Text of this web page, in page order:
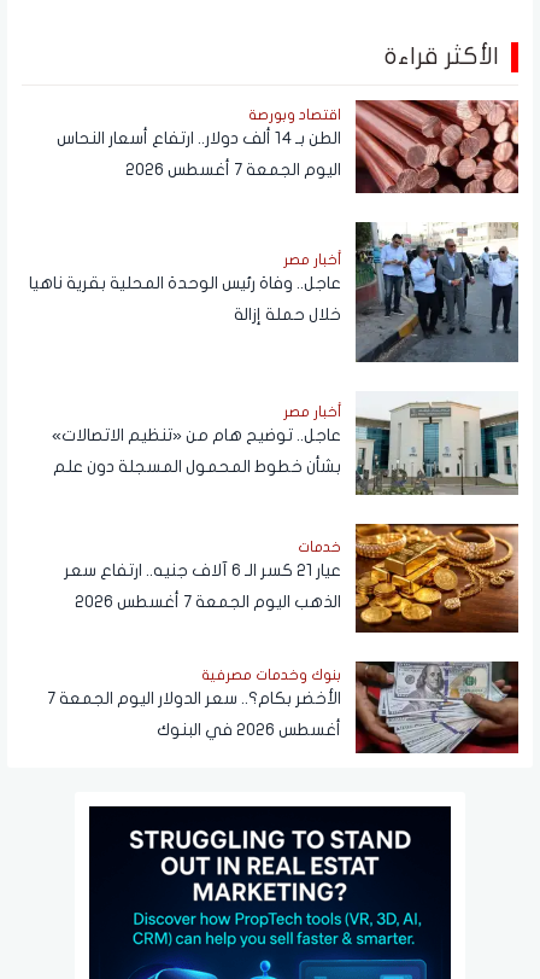
الأكثر قراءة
اقتصاد وبورصة
الطن بـ 14 ألف دولار.. ارتفاع أسعار النحاس
اليوم الجمعة 7 أغسطس 2026
أخبار مصر
عاجل.. وفاة رئيس الوحدة المحلية بقرية ناهيا
خلال حملة إزالة
أخبار مصر
عاجل.. توضيح هام من «تنظيم الاتصالات»
بشأن خطوط المحمول المسجلة دون علم
خدمات
عيار 21 كسر الـ 6 آلاف جنيه.. ارتفاع سعر
الذهب اليوم الجمعة 7 أغسطس 2026
بنوك وخدمات مصرفية
الأخضر بكام؟.. سعر الدولار اليوم الجمعة 7
أغسطس 2026 في البنوك